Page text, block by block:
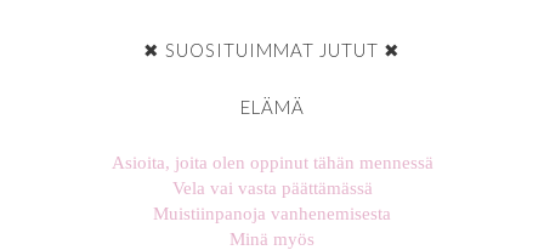
✖ SUOSITUIMMAT JUTUT ✖
ELÄMÄ
Asioita, joita olen oppinut tähän mennessä
Vela vai vasta päättämässä
Muistiinpanoja vanhenemisesta
Minä myös